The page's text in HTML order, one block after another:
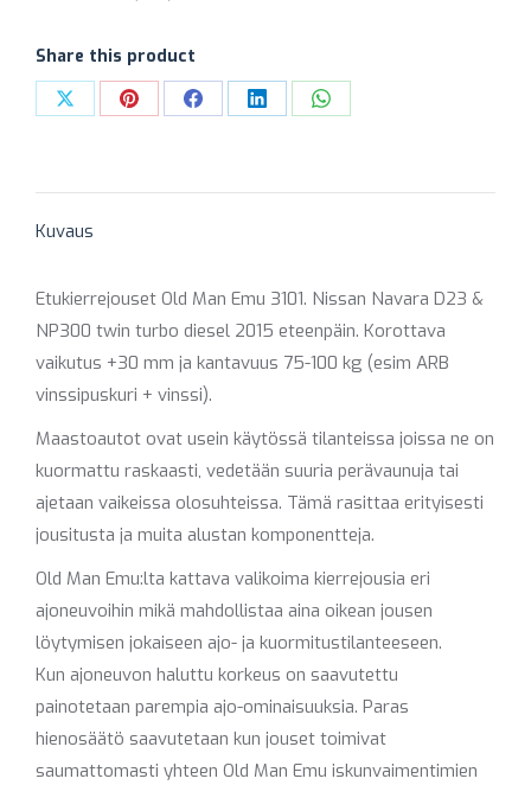
(KOROTTAVA
/
KANTAVAMPI)
Share this product
Share Share Share Share Share
Kuvaus
Etukierrejouset Old Man Emu 3101. Nissan Navara D23 &
NP300 twin turbo diesel 2015 eteenpäin. Korottava
vaikutus +30 mm ja kantavuus 75-100 kg (esim ARB
vinssipuskuri + vinssi).
Maastoautot ovat usein käytössä tilanteissa joissa ne on
kuormattu raskaasti, vedetään suuria perävaunuja tai
ajetaan vaikeissa olosuhteissa. Tämä rasittaa erityisesti
jousitusta ja muita alustan komponentteja.
Old Man Emu:lta kattava valikoima kierrejousia eri
ajoneuvoihin mikä mahdollistaa aina oikean jousen
löytymisen jokaiseen ajo- ja kuormitustilanteeseen.
Kun ajoneuvon haluttu korkeus on saavutettu
painotetaan parempia ajo-ominaisuuksia. Paras
hienosäätö saavutetaan kun jouset toimivat
saumattomasti yhteen Old Man Emu iskunvaimentimien